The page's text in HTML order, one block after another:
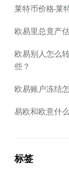
莱特币价格-莱
欧易里总竟产
欧易别人怎么
些？
欧易账户冻结
易欧和欧意什
标签